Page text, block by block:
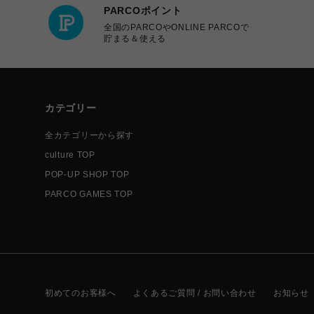
PARCOポイント
全国のPARCOやONLINE PARCOで
貯まる＆使える
カテゴリー
全カテゴリーから探す
culture TOP
POP-UP SHOP TOP
PARCO GAMES TOP
初めてのお客様へ よくあるご質問 / お問い合わせ お知らせ